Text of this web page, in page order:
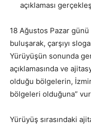
açıklaması
18 Ağustos Pazar günü
buluşarak, çarşıyı
Yürüyüşün sonunda
açıklamasında ve
olduğu bölgelerin,
bölgeleri olduğuna”
Yürüyüş sırasındaki